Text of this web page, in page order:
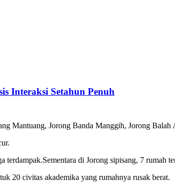
Interaksi Setahun Penuh
Mantuang, Jorong‌ Banda Manggih, Jorong Balah
di​ Jorong sipisang, 7 rumah
20 ​civitas akademika yang rumahnya ⁢rusak berat.